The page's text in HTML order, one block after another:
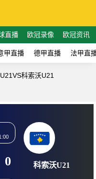
直播 欧冠录像 欧冠资讯
甲直播 德甲直播 法甲直
科索沃U21
国际友谊
06-04 01:00